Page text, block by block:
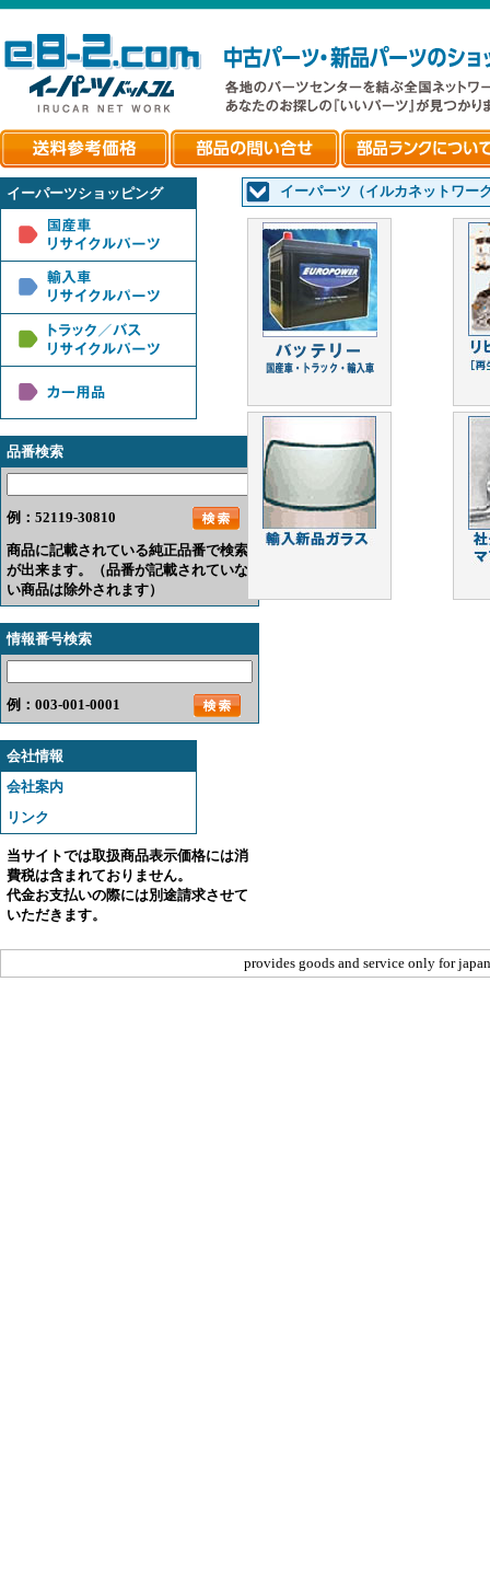
イーパーツショッピング
品番検索
例：52119-30810
商品に記載されている純正品番で検索
が出来ます。（品番が記載されていな
い商品は除外されます）
情報番号検索
例：003-001-0001
会社情報
会社案内
リンク
当サイトでは取扱商品表示価格には消
費税は含まれておりません。
代金お支払いの際には別途請求させて
いただきます。
イーパーツ（イルカネットワー
provides goods and service only for